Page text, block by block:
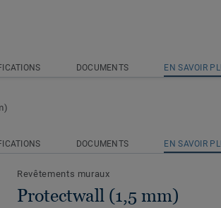
DOCUMENTS EN SAVOIR
DOCUMENTS EN SAVOIR
Revêtements muraux
Protectwall (1,5 mm)